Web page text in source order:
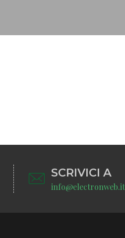
SCRIVICI A
info@electronweb.it